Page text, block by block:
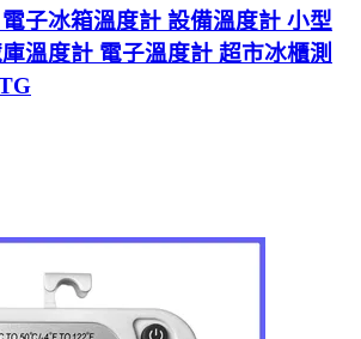
子冰箱溫度計 設備溫度計 小型
溫度計 電子溫度計 超市冰櫃測